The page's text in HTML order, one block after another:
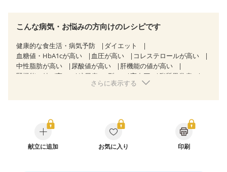
こんな病気・お悩みの方向けのレシピです
健康的な食生活・病気予防
ダイエット
血糖値・HbA1cが高い
血圧が高い
コレステロールが高い
中性脂肪が高い
尿酸値が高い
肝機能の値が高い
腎機能の値が高い
糖尿病（2型） 高血圧
脂質異常症
狭心症 心筋梗塞
糖尿病性腎症（第２期）
糖尿病性腎症（第３期）
CKD（ステージ１）
CKD（ステージ２）
CKD（ステージ３a）
乳がん（抗がん剤治療中）
さらに表示する
献立に追加 お気に入り 印刷